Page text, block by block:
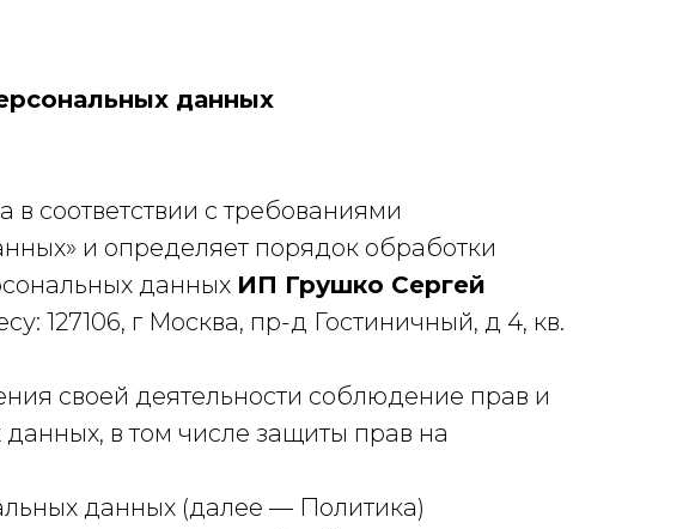
данных
соответствии с требованиями
и определяет порядок обработки
данных ИП Грушко Сергей
127106, г Москва, пр-д Гостиничный, д 4, кв.
своей деятельности соблюдение прав и
в том числе защиты прав на
данных (далее — Политика)